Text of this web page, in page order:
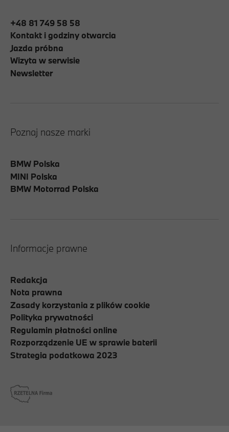
+48 81 749 58 58
Kontakt i godziny otwarcia
Jazda próbna
Wizyta w serwisie
Newsletter
Poznaj nasze marki
BMW Polska
MINI Polska
BMW Motorrad Polska
Informacje prawne
Redakcja
Nota prawna
Zasady korzystania z plików cookie
Polityka prywatności
Regulamin płatności online
Rozporządzenie UE w sprawie baterii
Strategia podatkowa 2023